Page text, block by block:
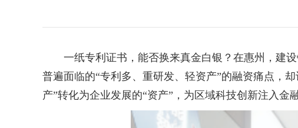
一纸专利证书，能否换来真金白银？在惠州，建设
普遍面临的“专利多、重研发、轻资产”的融资痛点，
产”转化为企业发展的“资产”，为区域科技创新注入金